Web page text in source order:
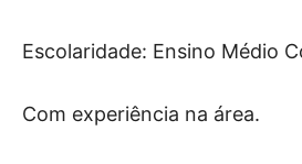
Escolaridade: Ensino Médio
Com experiência na área.